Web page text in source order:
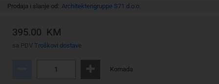
Prodaja i slanje od: Architektengruppe S71 d.o.o.
395.00 KM
sa PDV Troškovi dostave
Komada